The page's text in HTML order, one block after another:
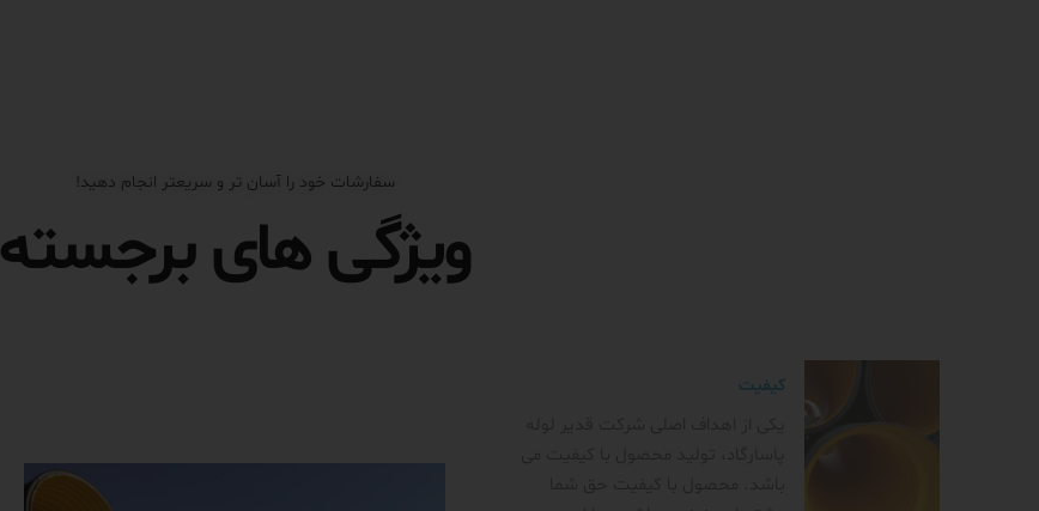
سفارشات خود را آسان تر و سریعتر انجام دهید!
ویژگی های برجسته
کیفیت